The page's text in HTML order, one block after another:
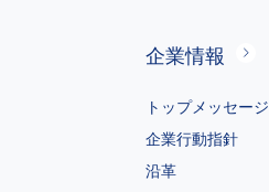
企業情報
トップメッセージ
企業行動指針
沿革